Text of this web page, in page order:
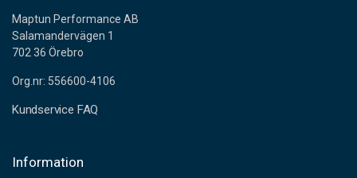
Maptun Performance AB
Salamandervägen 1
702 36 Örebro
Org.nr: 556600-4106
Kundservice FAQ
Information